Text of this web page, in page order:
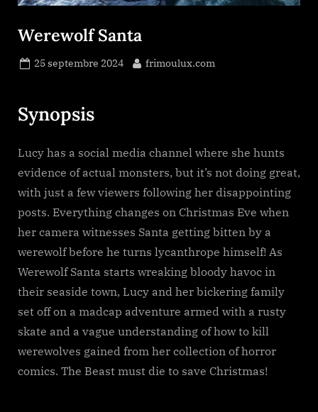
Werewolf Santa
Posted
25 septembre 2024 By
frimoulux.com
Synopsis
Lucy has a social media channel where she hunts
evidence of actual monsters, but it’s not doing great,
with just a few viewers following her disappointing
posts. Everything changes on Christmas Eve when
her camera witnesses Santa getting bitten by a
werewolf before he turns lycanthrope himself! As
Werewolf Santa starts wreaking bloody havoc in
their seaside town, Lucy and her bickering family
set off on a madcap adventure armed with a rusty
skate and a vague understanding of how to kill
werewolves gained from her collection of horror
comics. The Beast must die to save Christmas!